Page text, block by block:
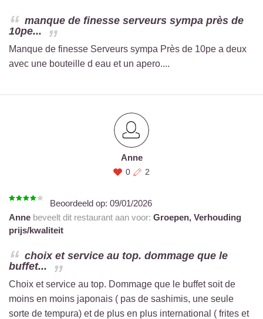
manque de finesse serveurs sympa près de
10pe...
Manque de finesse Serveurs sympa Près de 10pe a deux
avec une bouteille d eau et un apero....
Anne
0 2
Beoordeeld op: 09/01/2026
Anne beveelt dit restaurant aan voor: Groepen, Verhouding
prijs/kwaliteit
choix et service au top. dommage que le
buffet...
Choix et service au top. Dommage que le buffet soit de
moins en moins japonais ( pas de sashimis, une seule
sorte de tempura) et de plus en plus international ( frites et